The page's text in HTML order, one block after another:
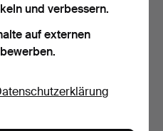
7 Gebote
und verbessern.
auf externen